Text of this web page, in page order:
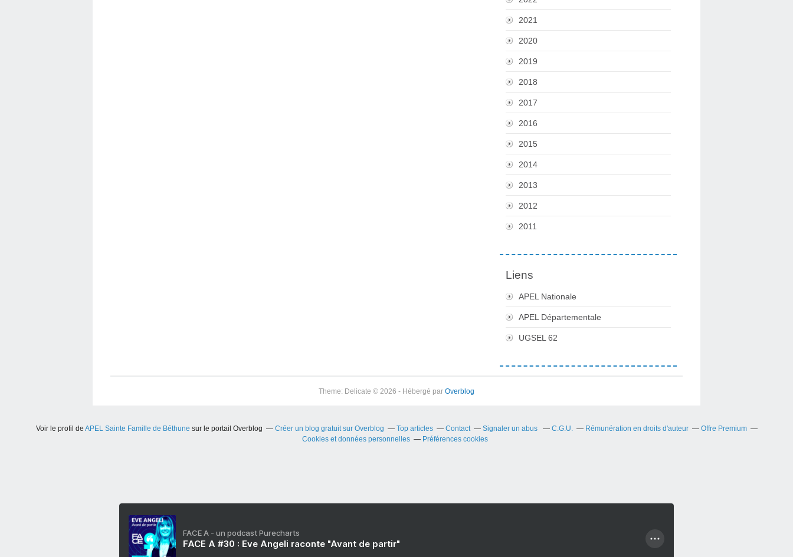
2021
2020
2019
2018
2017
2016
2015
2014
2013
2012
2011
Liens
APEL Nationale
APEL Départementale
UGSEL 62
Theme: Delicate © 2026 - Hébergé par Overblog
Voir le profil de APEL Sainte Famille de Béthune sur le portail Overblog Créer un blog gratuit sur Overblog Top articles Contact Signaler un abus C.G.U. Rémunération en droits d'auteur
Offre Premium
Cookies et données personnelles
Préférences cookies
FACE A - un podcast Purecharts
FACE A #30 : Eve Angeli raconte "Avant de partir"